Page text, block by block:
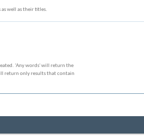
well as their titles.
'Any words' will return the
return only results that contain